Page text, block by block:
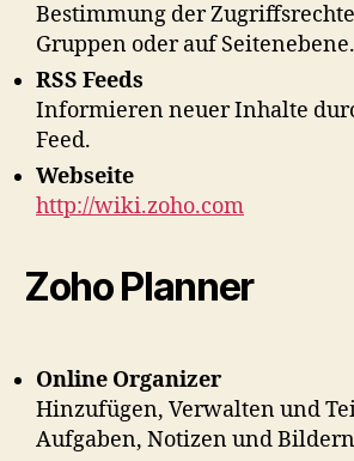
Bestimmung der
Gruppen oder auf Seitenebene.
RSS Feeds
Informieren neuer Inhalte
Feed.
Webseite
http://wiki.zoho.com
Zoho Planner
Online Organizer
Hinzufügen, Verwalten und
Aufgaben, Notizen und